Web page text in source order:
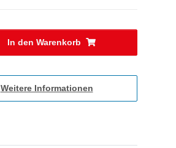
In den Warenkorb
Weitere Informationen